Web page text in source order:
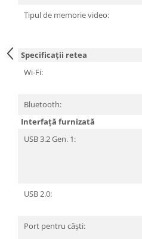
Tipul de memorie video:
Specificații retea
Wi-Fi:
Bluetooth:
Interfață furnizată
USB 3.2 Gen. 1:
USB 2.0:
Port pentru căști: